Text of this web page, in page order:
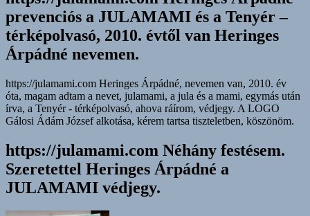
prevenciós a JULAMAMI és a Tenyér –
térképolvasó, 2010. évtől van Heringes
Árpádné nevemen.
https://julamami.com Heringes Árpádné, nevemen van, 2010. év
óta, magam adtam a nevet, julamami, a jula és a mami, egymás után
írva, a Tenyér - térképolvasó, ahova ráírom, védjegy. A LOGO
Gálosi Ádám József alkotása, kérem tartsa tiszteletben, köszönöm.
https://julamami.com Néhány festésem.
Szeretettel Heringes Árpádné a
JULAMAMI védjegy.